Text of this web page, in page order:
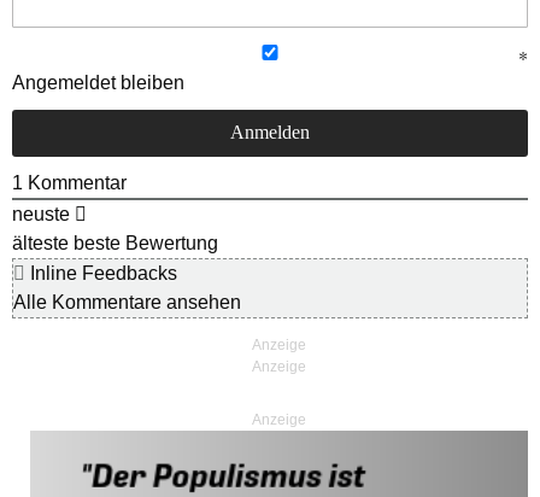
Angemeldet bleiben
1 Kommentar
neuste
älteste beste Bewertung
Inline Feedbacks
Alle Kommentare ansehen
Anzeige